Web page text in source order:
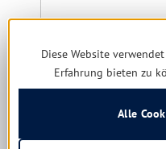
Diese Website
Erfahrung bieten zu
Alle